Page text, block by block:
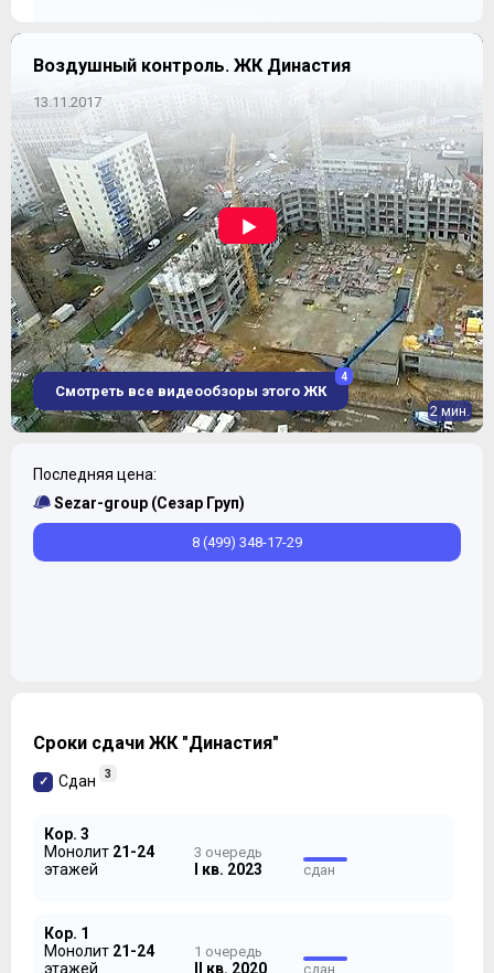
Застройщиком Комплекса, упомянутым в этом
качестве в Проектной Декларации Комплекса,
является ООО «МОНОЛИТНОЕ ДОМОСТРОЕНИЕ»,
учредителем которого является ОАО
«ХЛАДОКОМБИНАТ №7», помещения которого и
занимали ранее территорию будущего ЖК. За весь
проект в целом отвечает Девелоперская Компания
SEZAR GROUP. Мы уже восхищались внешним обликом
ее ЖК «Рассказово».
Воздушный контроль. ЖК Династия
13.11.2017
2 мин.
Смотреть все видеообзоры этого ЖК
4
Последняя цена:
Sezar-group (Сезар Груп)
8 (499) 348-17-29
Сроки сдачи ЖК "Династия"
Сдан 3
Кор. 3
Монолит 21-24
этажей
3 очередь
I кв. 2023 сдан
Кор. 1
Монолит 21-24
этажей
1 очередь
II кв. 2020 сдан